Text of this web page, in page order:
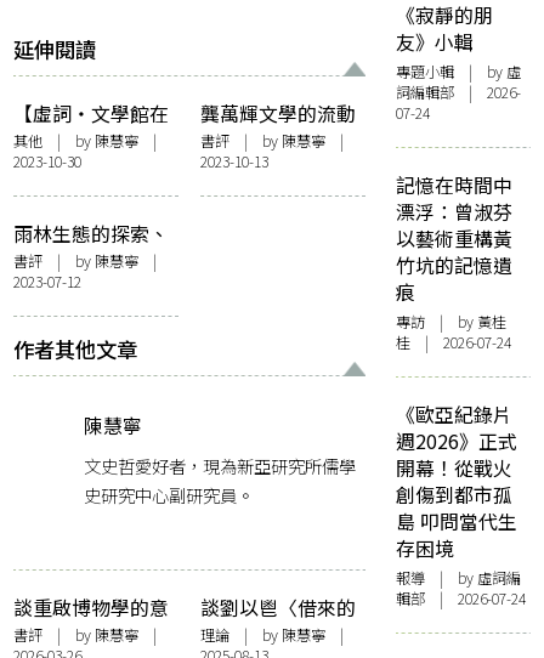
延伸閱讀
【虛詞・文學館在
他方】馬華文學館
的文化樞紐作用
其他 | by 陳慧寧 |
2023-10-30
龔萬輝文學的流動
記憶與時空概念
書評| by 陳慧寧|
2023-10-13
雨林生態的探索、
宇宙星空的揭示
──讀張貴興的
《鱷眼晨曦》
書評 | by 陳慧寧 |
2023-07-12
作者其他文章
陳慧寧
文史哲愛好者，現為新亞研究所儒學
史研究中心副研究員。
談重啟博物學的意
義──讀《自然以
書評 | by 陳慧寧 |
談劉以鬯〈借來的
理論與技巧〉如何
理論| by 陳慧寧|
《寂靜的朋
友》小輯
專題小輯 | by 虛
詞編輯部 | 2026-
07-24
記憶在時間中
漂浮：曾淑芬
以藝術重構黃
竹坑的記憶遺
痕
專訪 | by 黃桂
桂 | 2026-07-24
《歐亞紀錄片
週2026》正式
開幕！從戰火
創傷到都市孤
島 叩問當代生
存困境
報導 | by 虛詞編
輯部 | 2026-07-24